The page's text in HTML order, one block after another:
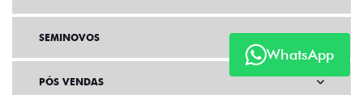
WhatsApp
SEMINOVOS
PÓS VENDAS